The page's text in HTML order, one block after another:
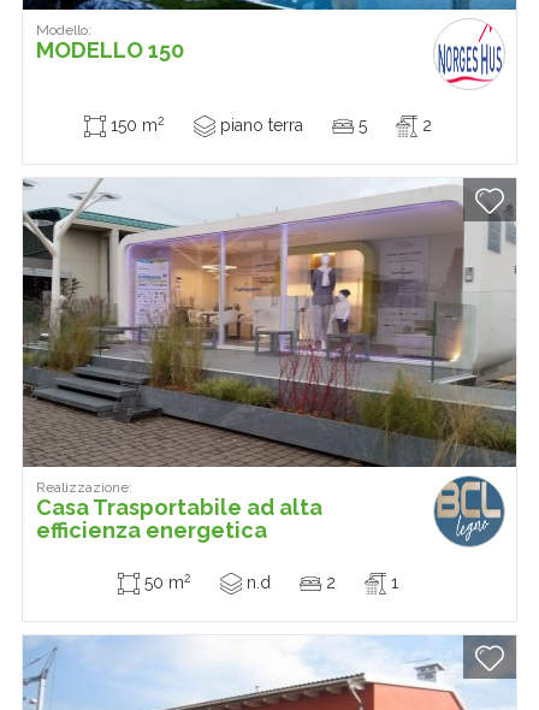
Modello:
MODELLO 150
150 m2 piano terra 5 2
Realizzazione:
Casa Trasportabile ad alta
efficienza energetica
50 m2 n.d 2 1